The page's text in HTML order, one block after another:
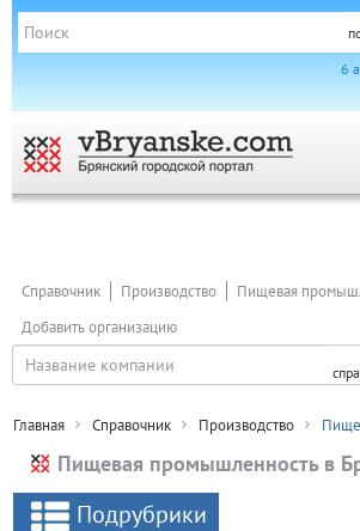
6
Справочник Производство
Пищевая
Добавить организацию
Главная Справочник Производство
Пищевая промышленность в
Подрубрики